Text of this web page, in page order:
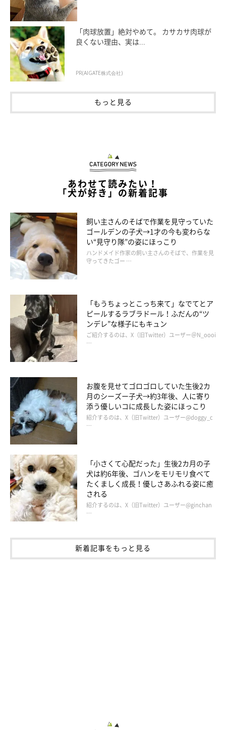
「肉球放置」絶対やめて。 カサカサ肉球が
良くない理由、実は...
PR(AIGATE株式会社)
もっと見る
あわせて読みたい！
「犬が好き」の新着記事
飼い主さんのそばで作業を見守っていた
ゴールデンの子犬→1才の今も変わらな
い“見守り隊”の姿にほっこり
ハンドメイド作家の飼い主さんのそばで、作業を見
守ってきたゴー …
「もうちょっとこっち来て」なでてとア
ピールするラブラドール！ふだんの“ツ
ンデレ”な様子にもキュン
ご紹介するのは、X（旧Twitter）ユーザー＠N_oooi
…
お腹を見せてゴロゴロしていた生後2カ
月のシーズー子犬→約3年後、人に寄り
添う優しいコに成長した姿にほっこり
紹介するのは、X（旧Twitter）ユーザー@doggy_c
…
「小さくて心配だった」生後2カ月の子
犬は約6年後、ゴハンをモリモリ食べて
たくましく成長！優しさあふれる姿に癒
される
紹介するのは、X（旧Twitter）ユーザー@ginchan
…
新着記事をもっと見る